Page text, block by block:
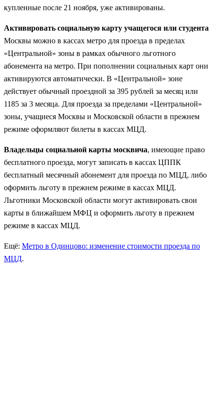
купленные после 21 ноября, уже активированы.
Активировать социальную карту учащегося или студента
Москвы можно в кассах метро для проезда в пределах
«Центральной» зоны в рамках обычного льготного
абонемента на метро. При пополнении социальных карт они
активируются автоматически. В «Центральной» зоне
действует обычный проездной за 395 рублей за месяц или
1185 за 3 месяца. Для проезда за пределами «Центральной»
зоны, учащиеся Москвы и Московской области в прежнем
режиме оформляют билеты в кассах МЦД.
Владельцы социальной карты москвича, имеющие право
бесплатного проезда, могут записать в кассах ЦППК
бесплатный месячный абонемент для проезда по МЦД, либо
оформить льготу в прежнем режиме в кассах МЦД.
Льготники Московской области могут активировать свои
карты в ближайшем МФЦ и оформить льготу в прежнем
режиме в кассах МЦД.
Ещё: Метро в Одинцово: изменение стоимости проезда по
МЦД.